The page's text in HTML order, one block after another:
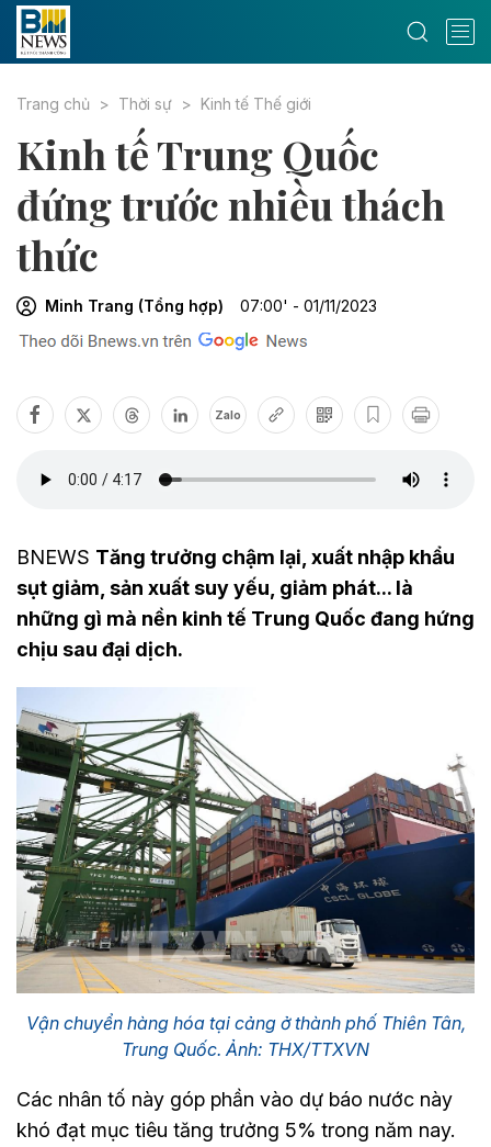
Trang chủ Thời sự Kinh tế Thế giới
Kinh tế Trung Quốc
đứng trước nhiều thách
thức
Minh Trang (Tổng hợp) 07:00' - 01/11/2023
Zalo
BNEWS Tăng trưởng chậm lại, xuất nhập khẩu
sụt giảm, sản xuất suy yếu, giảm phát... là
những gì mà nền kinh tế Trung Quốc đang hứng
chịu sau đại dịch.
Vận chuyển hàng hóa tại cảng ở thành phố Thiên Tân,
Trung Quốc. Ảnh: THX/TTXVN
Các nhân tố này góp phần vào dự báo nước này
khó đạt mục tiêu tăng trưởng 5% trong năm nay.